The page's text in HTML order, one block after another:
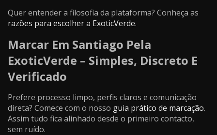
Quer entender a filosofia da plataforma? Conheça as
razões para escolher a ExoticVerde.
Marcar Em Santiago Pela
ExoticVerde – Simples, Discreto E
Verificado
Prefere processo limpo, perfis claros e comunicação
direta? Comece com o nosso guia prático de marcação.
Assim tudo fica alinhado desde o primeiro contacto,
sem ruído.